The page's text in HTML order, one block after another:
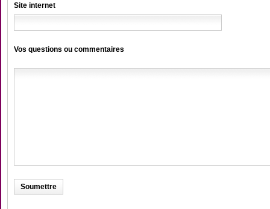
Site internet
Vos questions ou commentaires